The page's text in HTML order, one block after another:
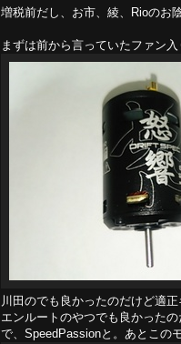
増税前だし、お市、綾、Rioのお
まずは前から言っていたファン
川田のでも良かったのだけど適正
エンルートのやつでも良かった
で、SpeedPassionと。あとこの